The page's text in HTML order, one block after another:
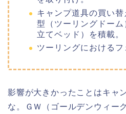
キャンプ道具の買い
型（ツーリングドー
立てベッド）を積載。
ツーリングにおけるフ
影響が大きかったことはキャ
な。ＧＷ（ゴールデンウィー